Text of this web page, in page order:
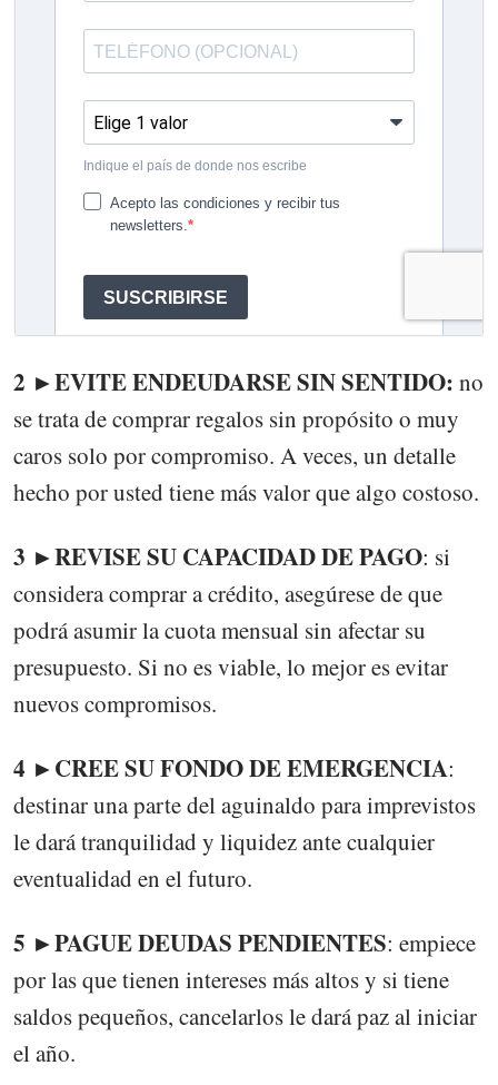
2 ►EVITE ENDEUDARSE SIN SENTIDO: no
se trata de comprar regalos sin propósito o muy
caros solo por compromiso. A veces, un detalle
hecho por usted tiene más valor que algo costoso.
3 ►REVISE SU CAPACIDAD DE PAGO: si
considera comprar a crédito, asegúrese de que
podrá asumir la cuota mensual sin afectar su
presupuesto. Si no es viable, lo mejor es evitar
nuevos compromisos.
4 ►CREE SU FONDO DE EMERGENCIA:
destinar una parte del aguinaldo para imprevistos
le dará tranquilidad y liquidez ante cualquier
eventualidad en el futuro.
5 ►PAGUE DEUDAS PENDIENTES: empiece
por las que tienen intereses más altos y si tiene
saldos pequeños, cancelarlos le dará paz al iniciar
el año.